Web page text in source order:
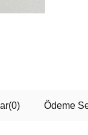
(0) Ödeme